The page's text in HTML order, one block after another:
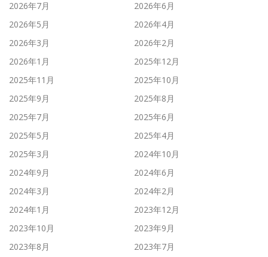
2026年7月
2026年6月
2026年5月
2026年4月
2026年3月
2026年2月
2026年1月
2025年12月
2025年11月
2025年10月
2025年9月
2025年8月
2025年7月
2025年6月
2025年5月
2025年4月
2025年3月
2024年10月
2024年9月
2024年6月
2024年3月
2024年2月
2024年1月
2023年12月
2023年10月
2023年9月
2023年8月
2023年7月